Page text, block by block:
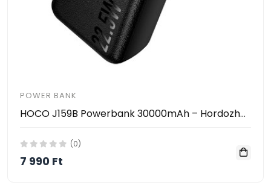
POWER BANK
HOCO J159B Powerbank 30000mAh – Hordozható Gyorstöltő PD/QC Támogatással, 22.5W, 2×USB + Type-C
(0)
7 990 Ft